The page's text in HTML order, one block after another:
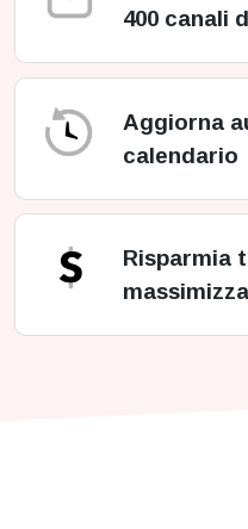
400 canali
Aggiorna
calendario
Risparmia